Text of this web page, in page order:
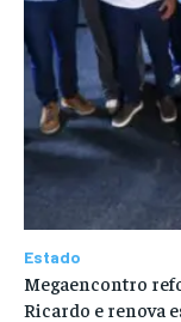
Estado
Megaencontro
Ricardo e renova